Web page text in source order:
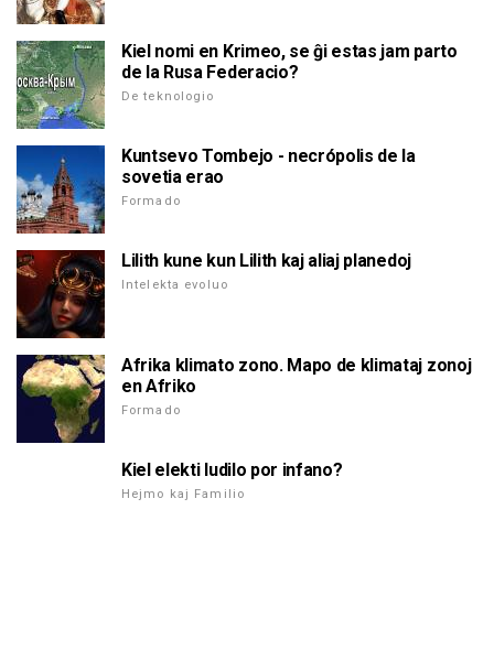
Kiel nomi en Krimeo, se ĝi estas jam parto
de la Rusa Federacio?
De teknologio
Kuntsevo Tombejo - necrópolis de la
sovetia erao
Formado
Lilith kune kun Lilith kaj aliaj planedoj
Intelekta evoluo
Afrika klimato zono. Mapo de klimataj zonoj
en Afriko
Formado
Kiel elekti ludilo por infano?
Hejmo kaj Familio